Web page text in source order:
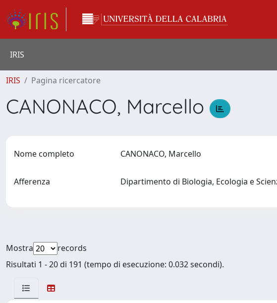
IRIS
IRIS Pagina ricercatore
CANONACO, Marcello
Nome completo CANONACO, Marcello
Afferenza Dipartimento di Biologia, Ecologia e
Mostra
records
Risultati 1 - 20 di 191 (tempo di esecuzione: 0.032 secondi).